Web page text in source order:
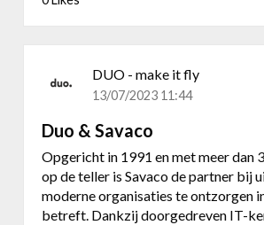
DUO - make it fly
13/07/2023 11:44
Duo & Savaco
Opgericht in 1991 en met meer dan
op de teller is Savaco de partner bij
moderne organisaties te ontzorgen
betreft. Dankzij doorgedreven IT-